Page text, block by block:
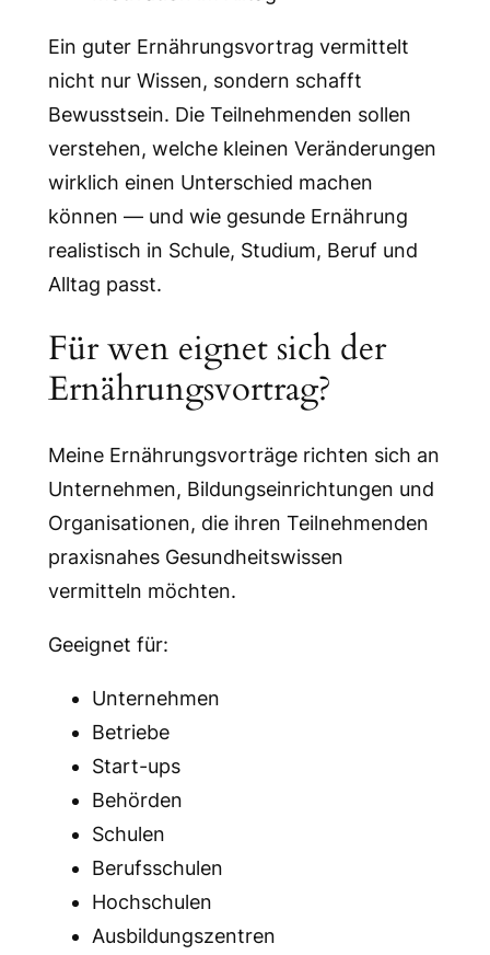
Ein guter Ernährungsvortrag vermittelt
nicht nur Wissen, sondern schafft
Bewusstsein. Die Teilnehmenden sollen
verstehen, welche kleinen Veränderungen
wirklich einen Unterschied machen
können — und wie gesunde Ernährung
realistisch in Schule, Studium, Beruf und
Alltag passt.
Für wen eignet sich der
Ernährungsvortrag?
Meine Ernährungsvorträge richten sich an
Unternehmen, Bildungseinrichtungen und
Organisationen, die ihren Teilnehmenden
praxisnahes Gesundheitswissen
vermitteln möchten.
Geeignet für:
Unternehmen
Betriebe
Start-ups
Behörden
Schulen
Berufsschulen
Hochschulen
Ausbildungszentren